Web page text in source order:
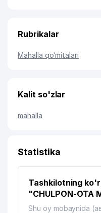
Rubrikalar
Mahalla qo‘mitalari
Kalit so'zlar
mahalla
Statistika
Tashkilotning
"CHULPON-OTA
Shu oy mobaynida